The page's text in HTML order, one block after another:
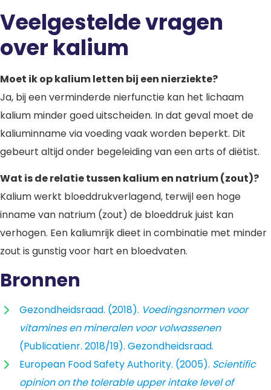
Veelgestelde vragen
over kalium
Moet ik op kalium letten bij een nierziekte?
Ja, bij een verminderde nierfunctie kan het lichaam
kalium minder goed uitscheiden. In dat geval moet de
kaliuminname via voeding vaak worden beperkt. Dit
gebeurt altijd onder begeleiding van een arts of diëtist.
Wat is de relatie tussen kalium en natrium (zout)?
Kalium werkt bloeddrukverlagend, terwijl een hoge
inname van natrium (zout) de bloeddruk juist kan
verhogen. Een kaliumrijk dieet in combinatie met minder
zout is gunstig voor hart en bloedvaten.
Bronnen
Gezondheidsraad. (2018). Voedingsnormen voor
vitamines en mineralen voor volwassenen
(Publicatienr. 2018/19). Gezondheidsraad.
European Food Safety Authority. (2005). Scientific
opinion on the tolerable upper intake level of